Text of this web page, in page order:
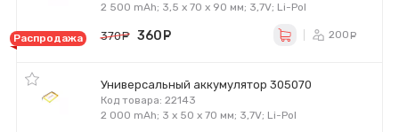
2 500 mAh; 3,5 x 70 x 90 мм; 3,7V; Li-Pol
Распродажа 370 руб.
360 200
Универсальный аккумулятор 305070
Код товара: 22143
2 000 mAh; 3 x 50 x 70 мм; 3,7V; Li-Pol